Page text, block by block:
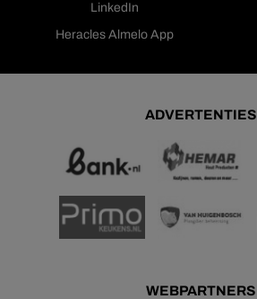
LinkedIn
Heracles Almelo App
ADVERTENTIES
WEBPARTNERS